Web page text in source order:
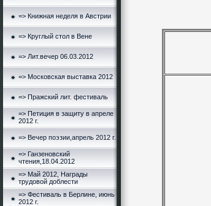
=> Книжная неделя в Австрии
=> Круглый стол в Вене
=> Лит.вечер 06.03.2012
=> Московская выставка 2012
=> Пражский лит. фестиваль
=> Петиция в защиту в апреле
2012 г.
=> Вечер поэзии,апрель 2012 г.
=> Ганзеновский
чтения,18.04.2012
=> Май 2012, Награды
трудовой доблести
=> Фестиваль в Берлине, июнь
2012 г.